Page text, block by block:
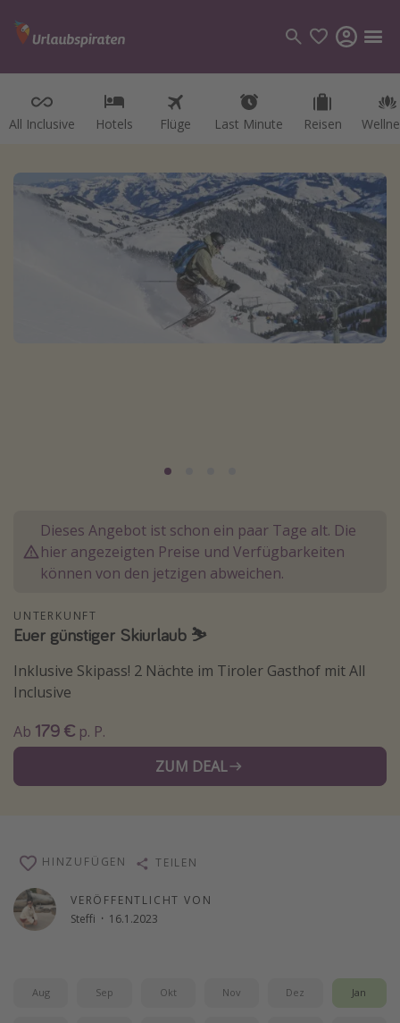
All Inclusive Hotels Flüge Last Minute Reisen
Kategorien
Hotel
Reisethemen
Alle Reisethemen
Strandurlaub
Abenteuerurlaub
Skiurlaub
Weitere Themen
Schönste Naturwunder der Welt
Beste Reiseziele 20225
Dieses Angebot ist schon ein paar Tage alt. Die
hier angezeigten Preise und Verfügbarkeiten
können von den jetzigen abweichen.
UNTERKUNFT
Euer günstiger Skiurlaub ⛷
Inklusive Skipass! 2 Nächte im Tiroler Gasthof mit All
Inclusive
Ab 179 € p. P.
ZUM DEAL
VERÖFFENTLICHT VON
Steffi · 16.1.2023
HINZUFÜGEN TEILEN
Aug Sep Okt Nov Dez Jan